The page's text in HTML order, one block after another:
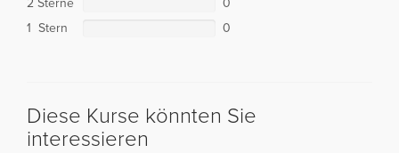
1 Stern
0
Diese Kurse könnten Sie
interessieren